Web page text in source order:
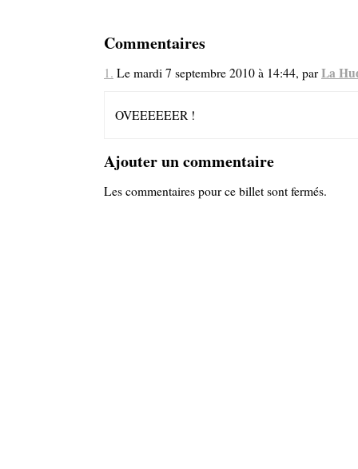
Commentaires
1. Le mardi 7 septembre 2010 à 14:44, parLa
OVEEEEEER !
Ajouter un commentaire
Les commentaires pour ce billet sont fermés.